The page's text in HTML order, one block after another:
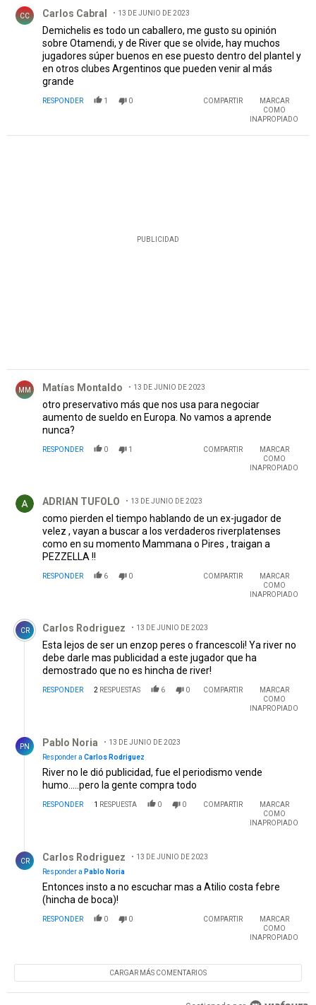
CC Carlos Cabral 13 DE JUNIO DE 2023
Demichelis es todo un caballero, me gusto su opinión
sobre Otamendi, y de River que se olvide, hay muchos
jugadores súper buenos en ese puesto dentro del plantel y
en otros clubes Argentinos que pueden venir al más
grande
RESPONDER 1 0 COMPARTIR
MARCAR
COMO
INAPROPIADO
PUBLICIDAD
MM Matías Montaldo 13 DE JUNIO DE 2023
otro preservativo más que nos usa para negociar
aumento de sueldo en Europa. No vamos a aprende
nunca?
RESPONDER 0 1 COMPARTIR
MARCAR
COMO
INAPROPIADO
ADRIAN TUFOLO 13 DE JUNIO DE 2023
como pierden el tiempo hablando de un ex-jugador de
velez , vayan a buscar a los verdaderos riverplatenses
como en su momento Mammana o Pires , traigan a
PEZZELLA !!
RESPONDER 6 0 COMPARTIR
MARCAR
COMO
INAPROPIADO
Comentario de Carlos Rodriguez.
CR Carlos Rodriguez 13 DE JUNIO DE 2023
Esta lejos de ser un enzop peres o francescoli! Ya river no
debe darle mas publicidad a este jugador que ha
demostrado que no es hincha de river!
RESPONDER 2 RESPUESTAS 6 0 COMPARTIR
MARCAR
COMO
INAPROPIADO
PN Pablo Noria
13 DE JUNIO DE 2023
Responder a Carlos Rodriguez
River no le dió publicidad, fue el periodismo vende
humo.....pero la gente compra todo
RESPONDER 1 RESPUESTA 0 0 COMPARTIR
MARCAR
COMO
INAPROPIADO
CR Carlos Rodriguez
13 DE JUNIO DE 2023
Responder a Pablo Noria
Entonces insto a no escuchar mas a Atilio costa febre
(hincha de boca)!
RESPONDER 0 0 COMPARTIR
MARCAR
COMO
INAPROPIADO
CARGAR MÁS COMENTARIOS